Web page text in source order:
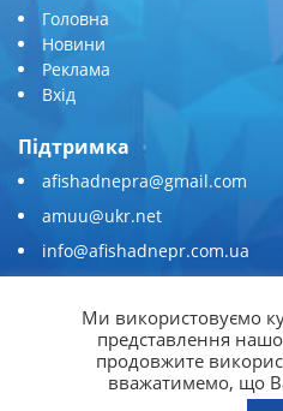
Головна
Новини
Реклама
Вхід
Підтримка
afishadnepra@gmail.com
amuu@ukr.net
info@afishadnepr.com.ua
Приєднуйтесь
Ми використовуємо
представлення
продовжите
вважатимемо, що